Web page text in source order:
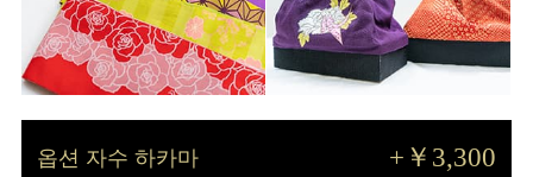
옵션 자수 하카마 +￥3,300